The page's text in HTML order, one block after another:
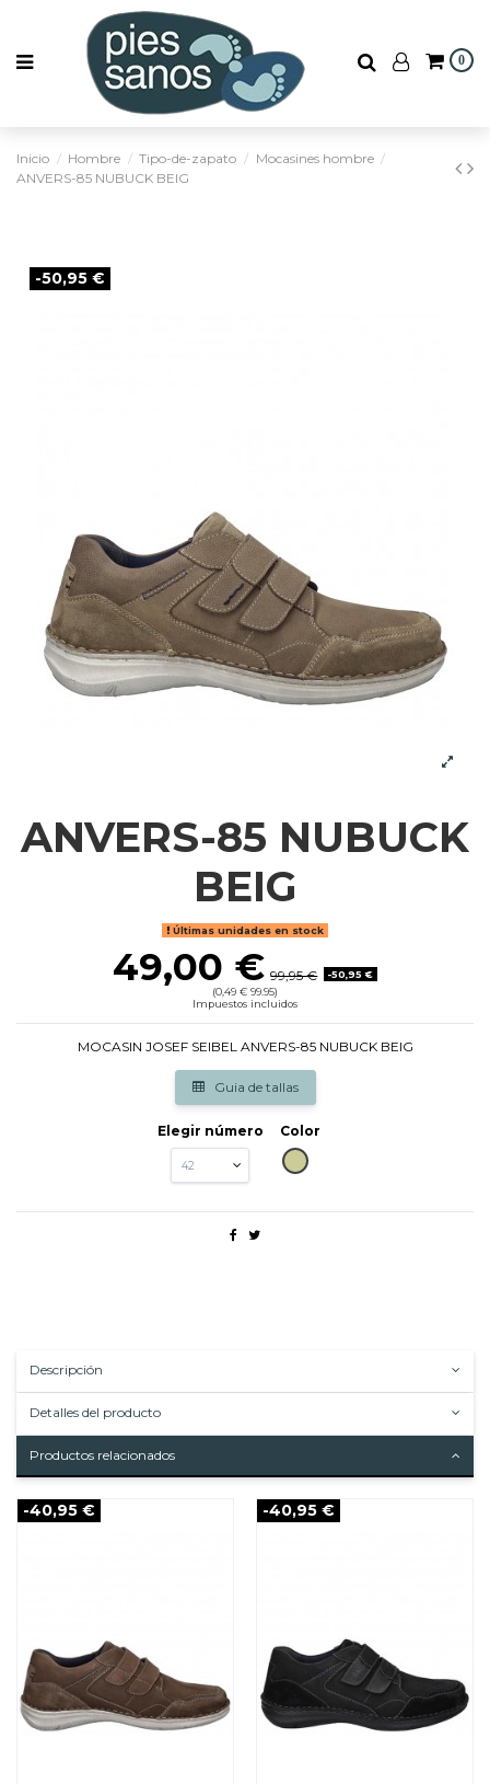
0
Inicio Hombre Tipo-de-zapato
Mocasines hombre
ANVERS-85 NUBUCK BEIG
-50,95 €
ANVERS-85 NUBUCK
BEIG
Últimas unidades en stock
49,00 € 99,95 €
-50,95 €
(0,49 € 99.95)
Impuestos incluidos
MOCASIN JOSEF SEIBEL ANVERS-85 NUBUCK BEIG
Guia de tallas
Elegir número
Color
BEIG
Descripción
Detalles del producto
Productos relacionados
-40,95 € -40,95 €